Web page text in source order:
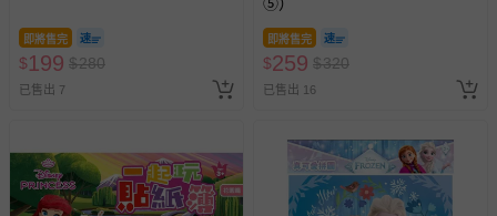
即將售完
$199 $280
已售出 7
即將售完
$259 $320
已售出 16